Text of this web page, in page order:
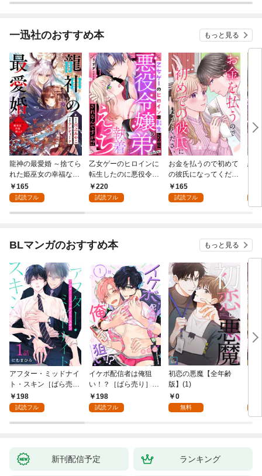
一迅社のおすすめ本 もっと見る
龍神の最愛婚 ～捨てら
れた姫巫女の幸福な嫁
入り～: 1
165
試読フル
乙女ゲーのヒロインに
転生したのに悪役令嬢
の弟（攻略対象外）に
執着えっちされるんで
220
試読フル
お金を払うので初めて
の彼氏になってくださ
い: 1
165
試読フル
恋
BLマンガのおすすめ本 もっと見る
アフター・ミッドナイ
ト・スキン［ばら売
り］ 第1話
198
試読フル
イケボ配信者は俺狙
い！？［ばら売り］
第1話
198
試読フル
初恋の悪魔【全年齢
版】(1)
0
無料
新刊配信予定 ランキング